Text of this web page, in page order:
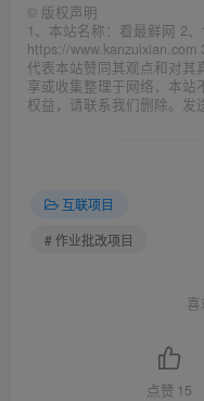
© 版权声明
1、本站名称：看最鲜网 2、
https://
代表本站赞同其观点和对其
享或收集整理于网络，本站
权益，请联系我们删除。发
互联项目
# 作业批改项目
点赞 15